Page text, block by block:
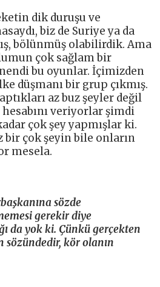
dik duruşu ve
biz de Suriye ya da
bölünmüş olabilirdik. Ama
çok sağlam bir
bu oyunlar. İçimizden
düşmanı bir grup çıkmış.
az buz şeyler değil
hesabını veriyorlar şimdi
çok şey yapmışlar ki.
bir çok şeyin bile onların
mesela.
sözde
gerekir diye
da yok ki. Çünkü gerçekten
kör olanın